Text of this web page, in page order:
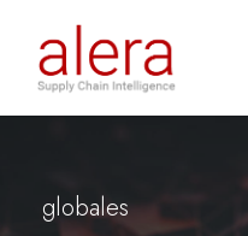
globales